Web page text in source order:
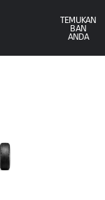
TEMUKAN
BAN
ANDA